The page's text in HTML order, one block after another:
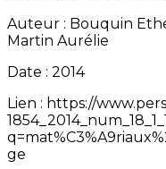
Auteur : Bouquin
Martin Aurélie
Date : 2014
Lien : https://
ge